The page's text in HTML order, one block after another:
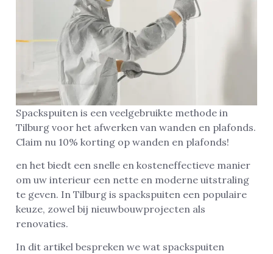
Spackspuiten is een veelgebruikte methode in
Tilburg voor het afwerken van wanden en plafonds.
Claim nu 10% korting op wanden en plafonds!
en het biedt een snelle en kosteneffectieve manier
om uw interieur een nette en moderne uitstraling
te geven. In Tilburg is spackspuiten een populaire
keuze, zowel bij nieuwbouwprojecten als
renovaties.
In dit artikel bespreken we wat spackspuiten